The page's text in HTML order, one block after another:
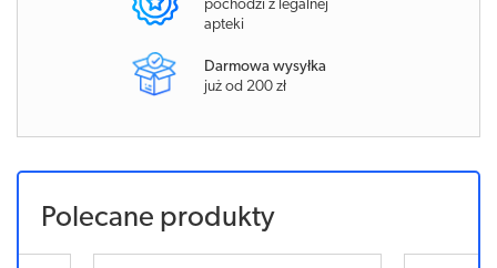
pochodzi z legalnej
apteki
Darmowa wysyłka
już od 200 zł
Polecane produkty